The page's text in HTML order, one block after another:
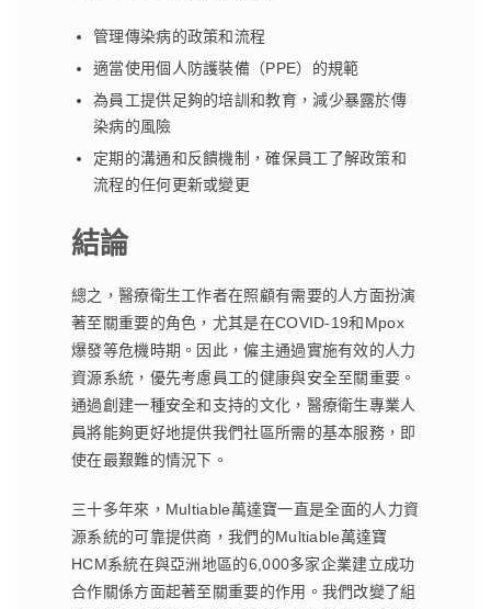
管理傳染病的政策和流程
適當使用個人防護裝備（PPE）的規範
為員工提供足夠的培訓和教育，減少暴露於傳
染病的風險
定期的溝通和反饋機制，確保員工了解政策和
流程的任何更新或變更
結論
總之，醫療衛生工作者在照顧有需要的人方面扮演
著至關重要的角色，尤其是在COVID-19和Mpox
爆發等危機時期。因此，僱主通過實施有效的人力
資源系統，優先考慮員工的健康與安全至關重要。
通過創建一種安全和支持的文化，醫療衛生專業人
員將能夠更好地提供我們社區所需的基本服務，即
使在最艱難的情況下。
三十多年來，Multiable萬達寶一直是全面的人力資
源系統的可靠提供商，我們的Multiable萬達寶
HCM系統在與亞洲地區的6,000多家企業建立成功
合作關係方面起著至關重要的作用。我們改變了組